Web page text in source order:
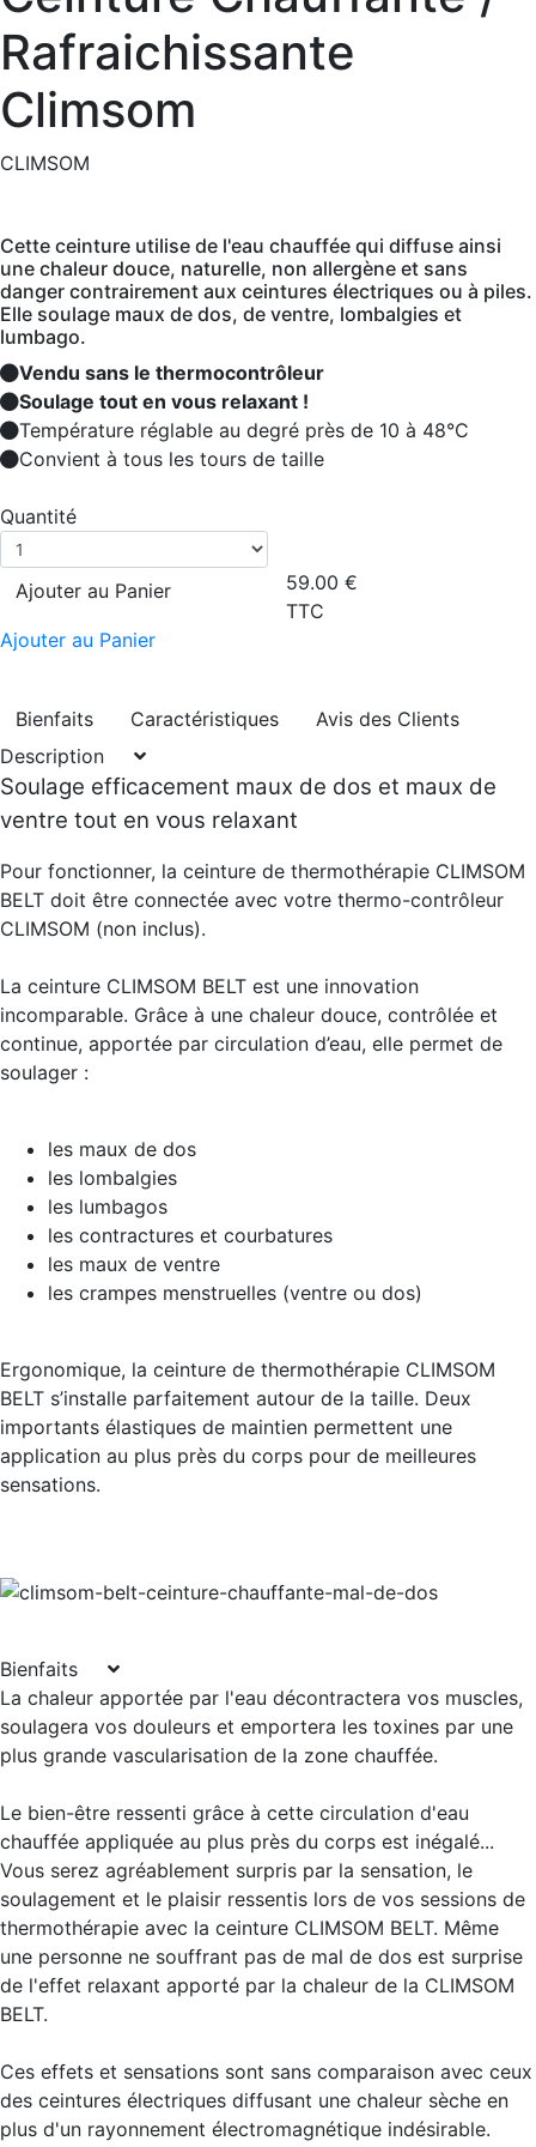
Rafraichissante
Climsom
CLIMSOM
Cette ceinture utilise de l'eau chauffée qui diffuse ainsi
une chaleur douce, naturelle, non allergène et sans
danger contrairement aux ceintures électriques ou à piles.
Elle soulage maux de dos, de ventre, lombalgies et
lumbago.
Vendu sans le thermocontrôleur
Soulage tout en vous relaxant !
Température réglable au degré près de 10 à 48°C
Convient à tous les tours de taille
Quantité
Ajouter au Panier
Ajouter au Panier
59.00 €
TTC
Bienfaits Caractéristiques
Avis des Clients
Description
Soulage efficacement maux de dos et maux de
ventre tout en vous relaxant
Pour fonctionner, la ceinture de thermothérapie CLIMSOM
BELT doit être connectée avec votre thermo-contrôleur
CLIMSOM (non inclus).
La ceinture CLIMSOM BELT est une innovation
incomparable. Grâce à une chaleur douce, contrôlée et
continue, apportée par circulation d’eau, elle permet de
soulager :
les maux de dos
les lombalgies
les lumbagos
les contractures et courbatures
les maux de ventre
les crampes menstruelles (ventre ou dos)
Ergonomique, la ceinture de thermothérapie CLIMSOM
BELT s’installe parfaitement autour de la taille. Deux
importants élastiques de maintien permettent une
application au plus près du corps pour de meilleures
sensations.
Bienfaits
La chaleur apportée par l'eau décontractera vos muscles,
soulagera vos douleurs et emportera les toxines par une
plus grande vascularisation de la zone chauffée.
Le bien-être ressenti grâce à cette circulation d'eau
chauffée appliquée au plus près du corps est inégalé...
Vous serez agréablement surpris par la sensation, le
soulagement et le plaisir ressentis lors de vos sessions de
thermothérapie avec la ceinture CLIMSOM BELT. Même
une personne ne souffrant pas de mal de dos est surprise
de l'effet relaxant apporté par la chaleur de la CLIMSOM
BELT.
Ces effets et sensations sont sans comparaison avec ceux
des ceintures électriques diffusant une chaleur sèche en
plus d'un rayonnement électromagnétique indésirable.